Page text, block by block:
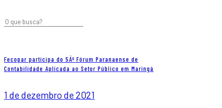
Fecopar participa do 5Âº Fórum Paranaense de
Contabilidade Aplicada ao Setor Público em Maringá
1 de dezembro de 2021